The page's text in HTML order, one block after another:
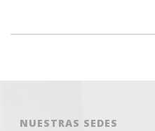
NUESTRAS SEDES